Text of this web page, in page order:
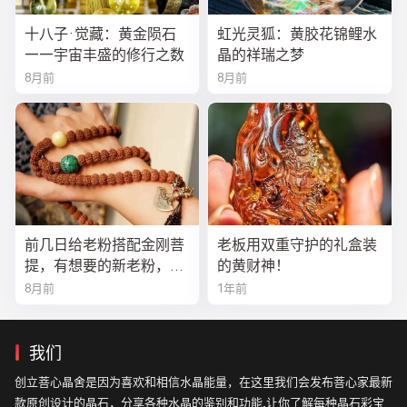
十八子·觉藏：黄金陨石
——宇宙丰盛的修行之数
8月前
虹光灵狐：黄胶花锦鲤水
晶的祥瑞之梦
8月前
前几日给老粉搭配金刚菩
提，有想要的新老粉，都
可以来排队
8月前
老板用双重守护的礼盒装
的黄财神！
1年前
我们
创立菩心晶舍是因为喜欢和相信水晶能量，在这里我们会发布菩心家最新
款原创设计的晶石，分享各种水晶的鉴别和功能,让你了解每种晶石彩宝